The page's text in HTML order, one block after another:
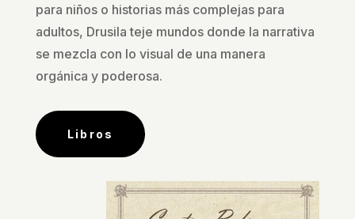
para niños o historias más complejas para
adultos, Drusila teje mundos donde la narrativa
se mezcla con lo visual de una manera
orgánica y poderosa.
Libros